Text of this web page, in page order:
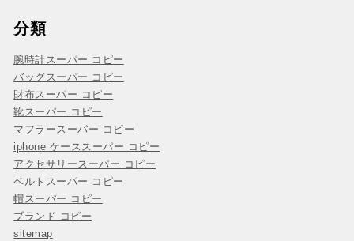
分類
腕時計スーパー コピー
バッグスーパー コピー
財布スーパー コピー
靴スーパー コピー
マフラースーパー コピー
iphone ケーススーパー コピー
アクセサリースーパー コピー
ベルトスーパー コピー
帽スーパー コピー
ブランド コピー
sitemap